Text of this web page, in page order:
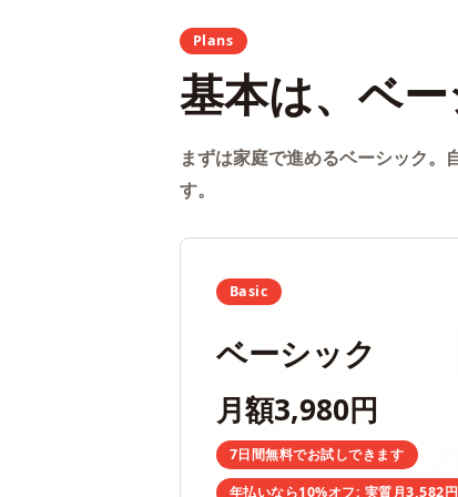
Plans
基本は、ベー
まずは家庭で進めるベーシック。
す。
Basic
ベーシック
月額3,980円
7日間無料でお試しできます
年払いなら10%オフ: 実質月3,582円